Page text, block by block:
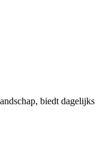
biedt dagelijks